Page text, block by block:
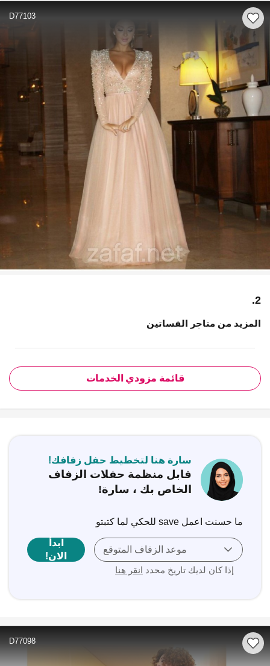
D77103
2.
المزيد من متاجر الفساتين
قائمة مزودي الخدمات
سارة هنا لتخطيط حفل زفافك!
قابل منظمة حفلات الزفاف
الخاص بك ، سارة!
ما حسنت اعمل save للحكي لما كتبتو
موعد الزفاف المتوقع
إذا كان لديك تاريخ محدد انقر هنا
ابدأ
الان!
D77098